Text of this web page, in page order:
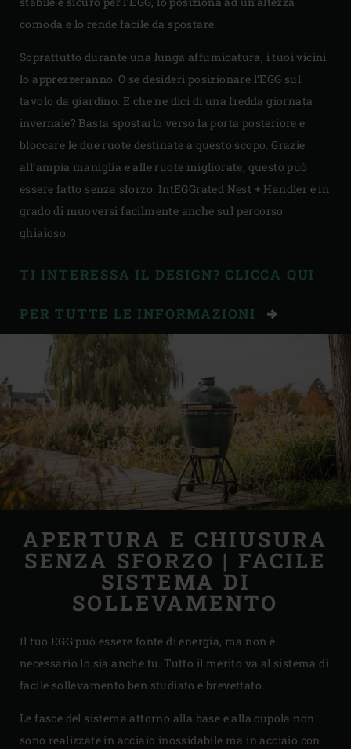
comoda e lo rende facile da spostare.
Soprattutto durante una lunga affumicatura, i tuoi vicini
lo apprezzeranno. O se desideri posizionare l’EGG sul
tavolo da giardino. E che ne dici di una fredda giornata
invernale? Basta spostarlo verso la porta posteriore e
bloccare le due ruote destinate a questo scopo. Grazie
all’ampia maniglia e alle ruote migliorate, questo può
essere fatto senza sforzo. IntEGGrated Nest + Handler è in
grado di muoversi facilmente anche sul percorso
ghiaioso.
TI INTERESSA IL DESIGN? CLICCA QUI
PER TUTTE LE INFORMAZIONI
APERTURA E CHIUSURA
SENZA SFORZO | FACILE
SISTEMA DI
SOLLEVAMENTO
Il tuo EGG può essere fonte di energia, ma non è
necessario lo sia anche tu. Tutto il merito va al sistema di
facile sollevamento ben studiato e brevettato.
Le fasce del sistema attorno alla base e alla cupola non
sono realizzate in acciaio inossidabile ma in acciaio con